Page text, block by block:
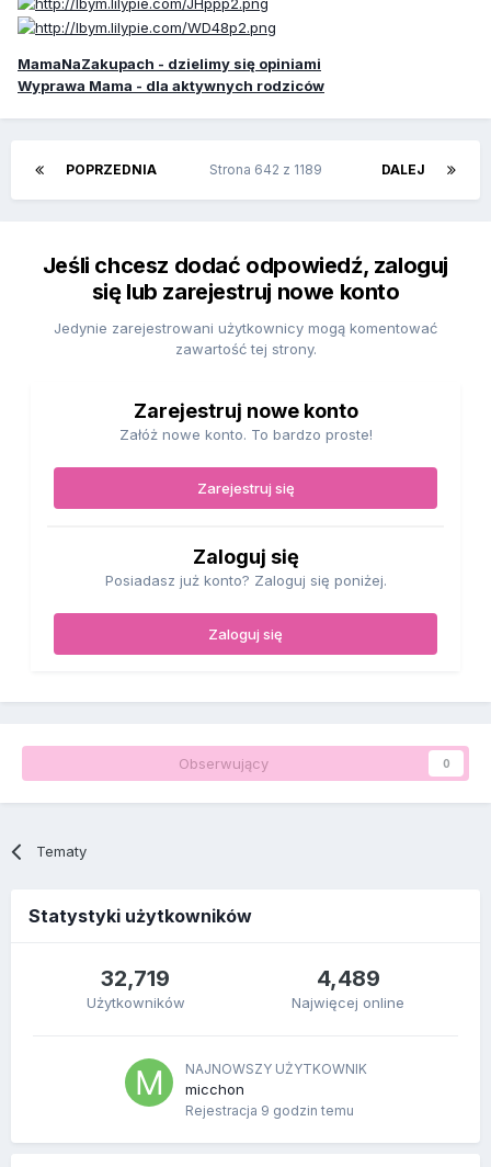
MamaNaZakupach - dzielimy się opiniami
Wyprawa Mama - dla aktywnych rodziców
POPRZEDNIA DALEJ
Strona 642 z 1189
Jeśli chcesz dodać odpowiedź, zaloguj
się lub zarejestruj nowe konto
Jedynie zarejestrowani użytkownicy mogą komentować
zawartość tej strony.
Zarejestruj nowe konto
Załóż nowe konto. To bardzo proste!
Zarejestruj się
Zaloguj się
Posiadasz już konto? Zaloguj się poniżej.
Zaloguj się
Obserwujący 0
Tematy
Statystyki użytkowników
32,719
Użytkowników
4,489
Najwięcej online
NAJNOWSZY UŻYTKOWNIK
micchon
Rejestracja 9 godzin temu